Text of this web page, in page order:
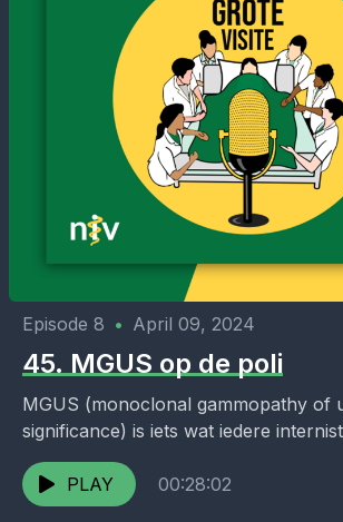
Episode 8 • April 09, 2024
45. MGUS op de poli
MGUS (monoclonal gammopathy of
significance) is iets wat iedere
de poli. Maar wanneer moet je nou een
beenmergpunctie doen, en...
PLAY 00:28:02